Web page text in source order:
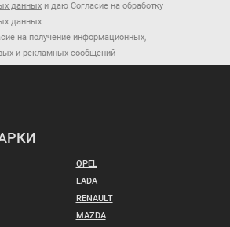
данных и даю Согласие на обработку
данных
на получение информационных,
и рекламных сообщений
OPEL
LADA
RENAULT
MAZDA